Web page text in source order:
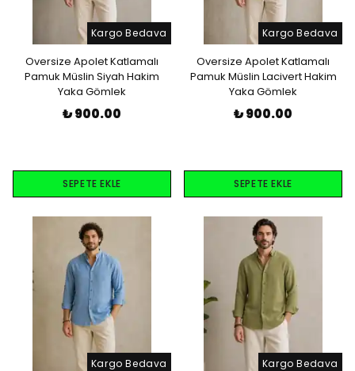
Kargo Bedava
Oversize Apolet Katlamalı
Pamuk Müslin Siyah Hakim
Yaka Gömlek
₺ 900.00
SEPETE EKLE
Kargo Bedava
Oversize Apolet Katlamalı
Pamuk Müslin Lacivert Hakim
Yaka Gömlek
₺ 900.00
SEPETE EKLE
Kargo Bedava Kargo Bedava